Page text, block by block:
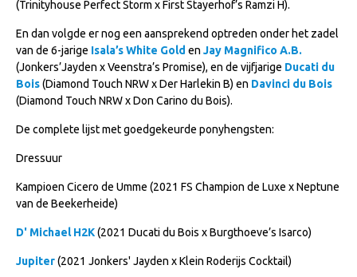
Sport
Paard te koop
Inloggen
CONTACT
REGIO'S
Bestuur Regio Noord
Regio Midden
Bestuur Regio Midden
Regio West
(Trinityhouse Perfect Storm x First Stayerhof’s Ramzi H).
En dan volgde er nog een aansprekend optreden onder het zadel
van de 6-jarige Isala’s White Gold en Jay Magnifico A.B.
(Jonkers’Jayden x Veenstra’s Promise), en de vijfjarige Ducati du
Bois(Diamond Touch NRW x Der Harlekin B) en Davinci du Bois
(Diamond Touch NRW x Don Carino du Bois).
De complete lijst met goedgekeurde ponyhengsten:
Dressuur
Kampioen Cicero de Umme (2021 FS Champion de Luxe x Neptune
van de Beekerheide)
D' Michael H2K(2021 Ducati du Bois x Burgthoeve’s Isarco)
Jupiter(2021 Jonkers' Jayden x Klein Roderijs Cocktail)